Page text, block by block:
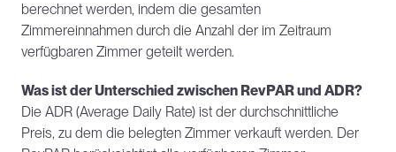
berechnet werden, indem die gesamten
Zimmereinnahmen durch die Anzahl der im Zeitraum
verfügbaren Zimmer geteilt werden.
Was ist der Unterschied zwischen RevPAR und ADR?
Die ADR (Average Daily Rate) ist der durchschnittliche
Preis, zu dem die belegten Zimmer verkauft werden. Der